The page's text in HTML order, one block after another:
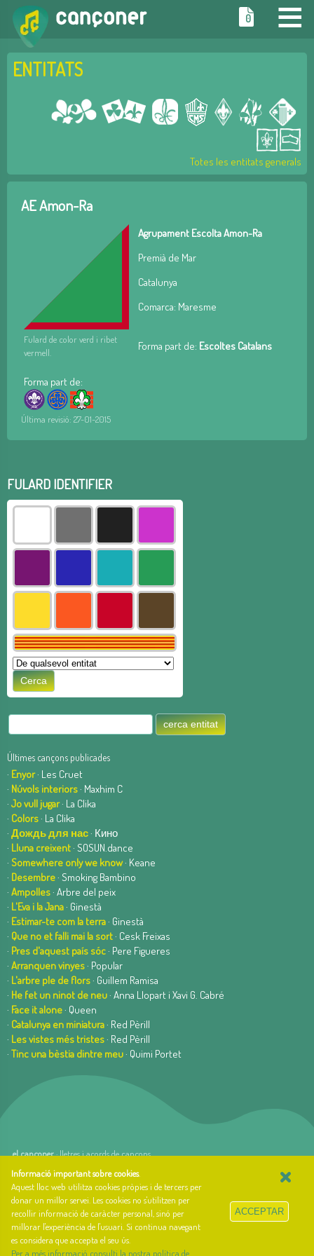
≡
0
ENTITATS
Totes les entitats generals
AE Amon-Ra
Fulard de color verd i ribet
vermell.
Forma part de:
Agrupament Escolta Amon-Ra
Premià de Mar
Catalunya
Comarca: Maresme
Forma part de: Escoltes Catalans
Última revisió: 27-01-2015
FULARD IDENTIFIER
Últimes cançons publicades
· Enyor· Les Cruet
· Núvols interiors· Maxhim C
· Jo vull jugar· La Clika
· Colors· La Clika
· Дождь для нас· Кино
· Lluna creixent· SOSUN.dance
· Somewhere only we know· Keane
· Desembre· Smoking Bambino
· Ampolles· Arbre del peix
· L'Eva i la Jana· Ginestà
· Estimar-te com la terra· Ginestà
· Que no et falli mai la sort· Cesk Freixas
· Pres d'aquest país sóc· Pere Figueres
· Arranquen vinyes· Popular
· L'arbre ple de flors· Guillem Ramisa
· He fet un ninot de neu· Anna Llopart i Xavi G. Cabré
· Face it alone· Queen
· Catalunya en miniatura· Red Pèrill
· Les vistes més tristes· Red Pèrill
· Tinc una bèstia dintre meu· Quimi Portet
el cançoner· lletres i acords de cançons
web basada en el Gestior de Continguts
creada per arnAu bellavista
Sobre el cançoner
Qui som i quina és la nostra història?
Llibre d'estil
Contacte
Informació important sobre cookies.
Aquest lloc web utilitza cookies pròpies i de tercers per
donar un millor servei. Les cookies no s'utilitzen per
recollir informació de caràcter personal, sinó per
millorar l'experiència de l'usuari. Si continua navegant
es considera que accepta el seu ús.
Per a més informació consulti la nostra política de
×
ACCEPTAR